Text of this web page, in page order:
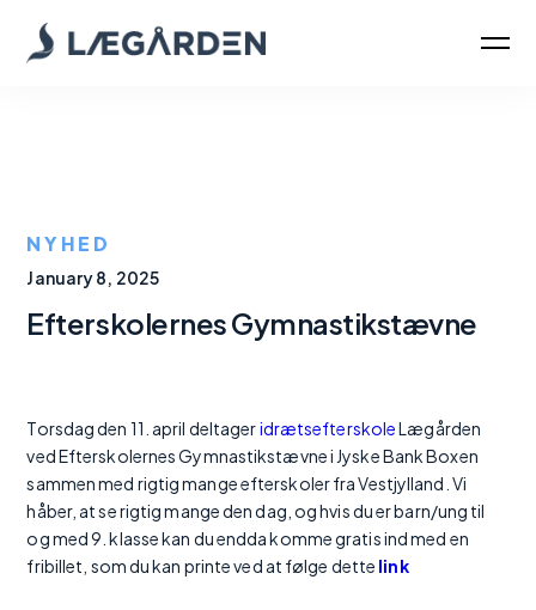
NYHED
January 8, 2025
Efterskolernes Gymnastikstævne
Torsdag den 11. april deltageridrætsefterskoleLægården
ved Efterskolernes Gymnastikstævne i Jyske Bank Boxen
sammen med rigtig mange efterskoler fra Vestjylland. Vi
håber, at se rigtig mange den dag, og hvis du er barn/ung til
og med 9. klasse kan du endda komme gratis ind med en
fribillet, som du kan printe ved at følge dette link